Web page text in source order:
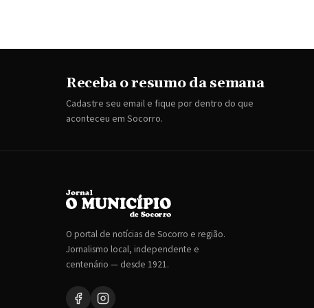
Receba o resumo da semana
Cadastre seu email e fique por dentro do que
aconteceu em Socorro.
O portal de notícias de Socorro e região.
Jornalismo local, independente e
centenário — desde 1921.